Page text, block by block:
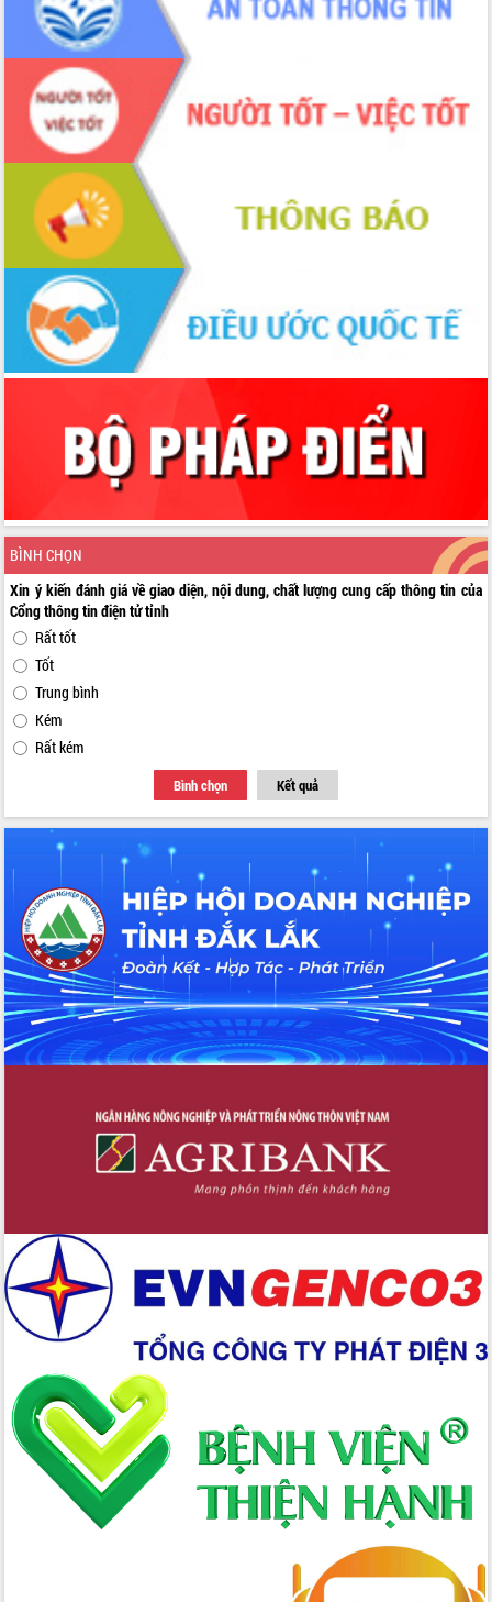
BÌNH CHỌN
Xin ý kiến đánh giá về giao diện, nội dung, chất lượng cung cấp thông tin của
Cổng thông tin điện tử tỉnh
Rất tốt
Tốt
Trung bình
Kém
Rất kém
Bình chọn Kết quả